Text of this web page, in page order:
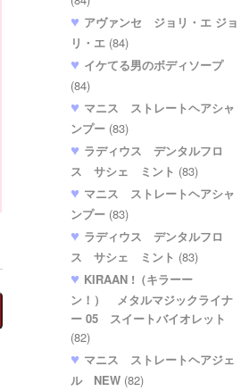
アヴァンセ ジョリ・エ ジョ
リ・エ (84)
イケてる男のボディソープ
(84)
マニス ストレートヘアシャ
ンプー (83)
ラディウス デンタルフロ
ス サシェ ミント (83)
マニス ストレートヘアシャ
ンプー (83)
ラディウス デンタルフロ
ス サシェ ミント (83)
KIRAAN !（キラーー
ン！） メタルマジックライナ
ー 05 スイートバイオレット
(82)
マニス ストレートヘアジェ
ル NEW (82)